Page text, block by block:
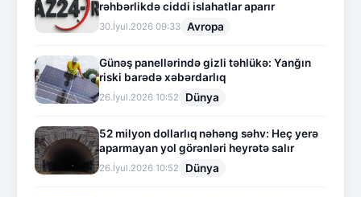
rəhbərlikdə ciddi islahatlar aparır
30.İyul.2026 09:33 Avropa
Günəş panellərində gizli təhlükə: Yanğın
riski barədə xəbərdarlıq
26.İyul.2026 10:52 Dünya
52 milyon dollarlıq nəhəng səhv: Heç yerə
aparmayan yol görənləri heyrətə salır
26.İyul.2026 10:52 Dünya